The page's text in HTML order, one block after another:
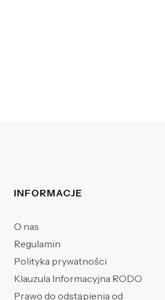
Linki w stopce
INFORMACJE
O nas
Regulamin
Polityka prywatności
Klauzula Informacyjna RODO
Prawo do odstąpienia od